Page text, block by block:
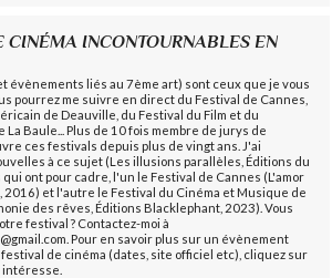
CINÉMA INCONTOURNABLES EN
évènements liés au 7ème art) sont ceux que je vous
pourrez me suivre en direct du Festival de Cannes,
de Deauville, du Festival du Film et du
Baule... Plus de 10 fois membre de jurys de
ces festivals depuis plus de vingt ans. J'ai
à ce sujet (Les illusions parallèles, Éditions du
ont pour cadre, l'un le Festival de Cannes (L'amor
2016) et l'autre le Festival du Cinéma et Musique de
des rêves, Éditions Blacklephant, 2023). Vous
festival ? Contactez-moi à
Pour en savoir plus sur un évènement
de cinéma (dates, site officiel etc), cliquez sur